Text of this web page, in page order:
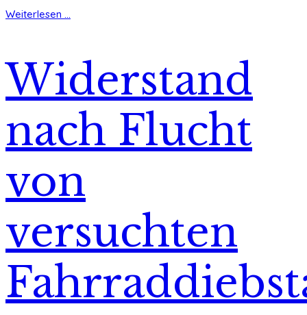
Weiterlesen ...
Widerstand
nach Flucht
von
versuchten